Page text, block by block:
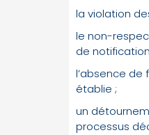
la violation
le non-
de
l’absence de
établie ;
un
processus